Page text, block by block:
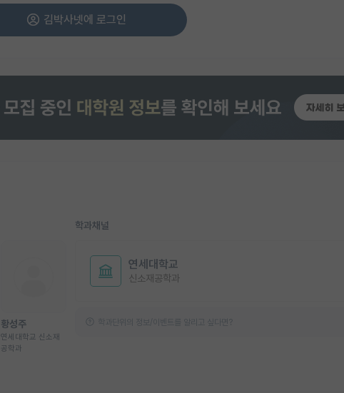
김박사넷에 로그인
황성주
연세대학교 신소재
공학과
학과채널
연세대학교
신소재공학과
학과단위의 정보/이벤트를 알리고 싶다면?